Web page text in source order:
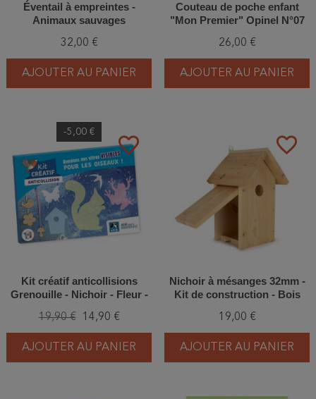
Éventail à empreintes -
Animaux sauvages
32,00 €
AJOUTER AU PANIER
Couteau de poche enfant
"Mon Premier" Opinel N°07
26,00 €
AJOUTER AU PANIER
favorite_border
-5,00 €
Kit créatif anticollisions
Grenouille - Nichoir - Fleur -
19,90 € 14,90 €
AJOUTER AU PANIER
favorite_border
Nichoir à mésanges 32mm -
Kit de construction - Bois
19,00 €
AJOUTER AU PANIER